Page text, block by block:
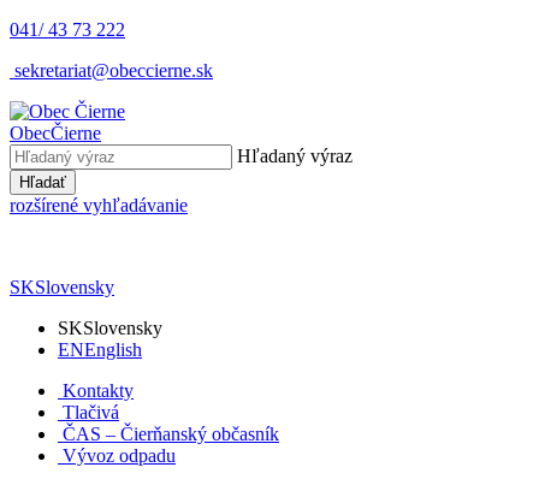
041/ 43 73 222
sekretariat@obeccierne.sk
ObecČierne
Hľadaný výraz
Hľadať
rozšírené vyhľadávanie
SKSlovensky
SKSlovensky
ENEnglish
Kontakty
Tlačivá
ČAS – Čierňanský občasník
Vývoz odpadu